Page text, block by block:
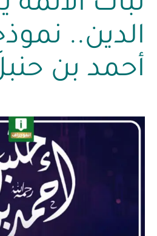
الدين..
أحمد بن